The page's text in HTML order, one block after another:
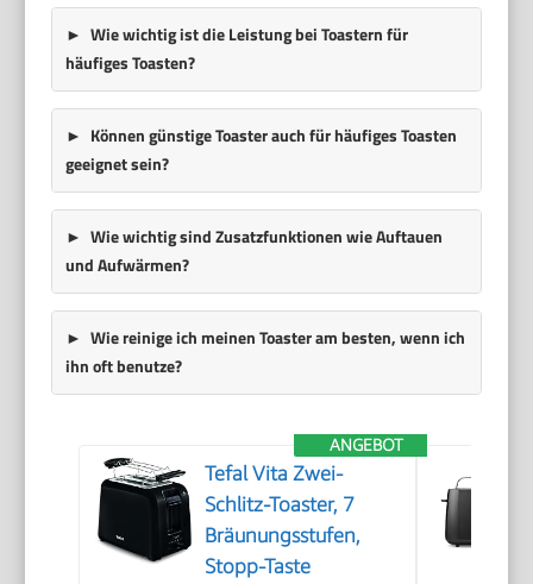
Wie wichtig ist die Leistung bei Toastern für
häufiges Toasten?
Können günstige Toaster auch für häufiges Toasten
geeignet sein?
Wie wichtig sind Zusatzfunktionen wie Auftauen
und Aufwärmen?
Wie reinige ich meinen Toaster am besten, wenn ich
ihn oft benutze?
ANGEBOT
Tefal Vita Zwei-
Schlitz-Toaster, 7
Bräunungsstufen,
Stopp-Taste